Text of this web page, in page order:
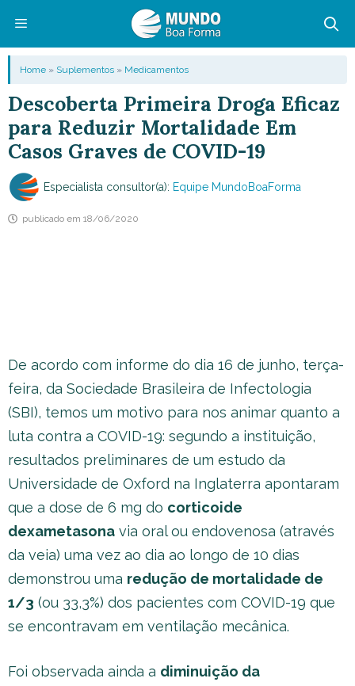
conteúdo
Menu
Home » Suplementos » Medicamentos
Descoberta Primeira Droga Eficaz
para Reduzir Mortalidade Em
Casos Graves de COVID-19
Especialista consultor(a): Equipe MundoBoaForma
publicado em 18/06/2020
De acordo com informe do dia 16 de junho, terça-
feira, da Sociedade Brasileira de Infectologia
(SBI), temos um motivo para nos animar quanto a
luta contra a COVID-19: segundo a instituição,
resultados preliminares de um estudo da
Universidade de Oxford na Inglaterra apontaram
que a dose de 6 mg do corticoide
dexametasona via oral ou endovenosa (através
da veia) uma vez ao dia ao longo de 10 dias
demonstrou uma redução de mortalidade de
1/3 (ou 33,3%) dos pacientes com COVID-19 que
se encontravam em ventilação mecânica.
Foi observada ainda a diminuição da